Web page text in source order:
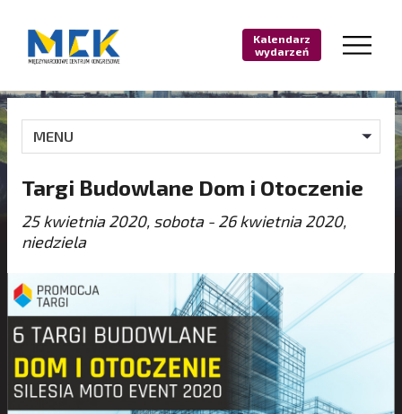
Kalendarz
wydarzeń
MENU
Targi Budowlane Dom i Otoczenie
25 kwietnia 2020, sobota - 26 kwietnia 2020,
niedziela